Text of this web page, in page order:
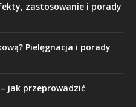
zastosowanie i porady
Pielęgnacja i porady
jak przeprowadzić